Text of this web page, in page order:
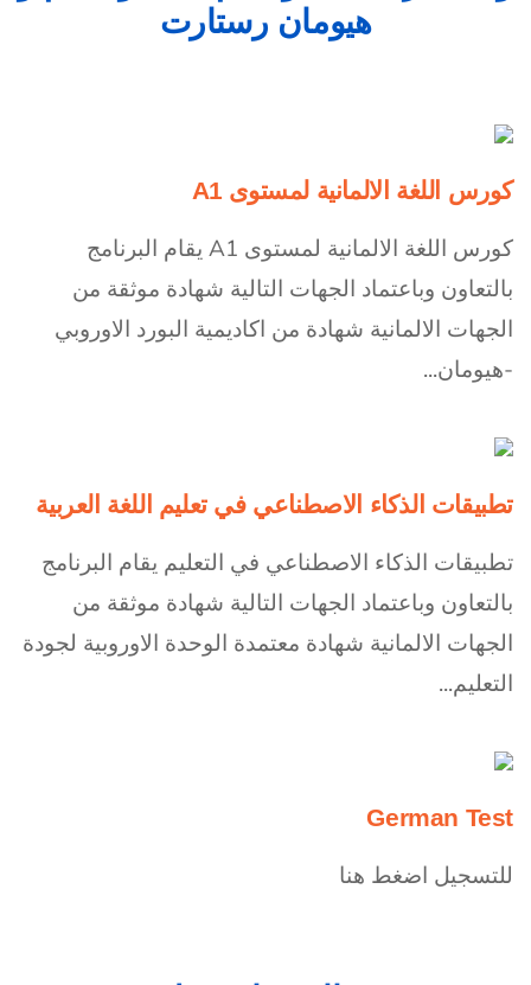
هيومان رستارت
كورس اللغة الالمانية لمستوى A1
كورس اللغة الالمانية لمستوى A1 يقام البرنامج
بالتعاون وباعتماد الجهات التالية شهادة موثقة من
الجهات الالمانية شهادة من اكاديمية البورد الاوروبي
-هيومان...
تطبيقات الذكاء الاصطناعي في تعليم اللغة العربية
تطبيقات الذكاء الاصطناعي في التعليم يقام البرنامج
بالتعاون وباعتماد الجهات التالية شهادة موثقة من
الجهات الالمانية شهادة معتمدة الوحدة الاوروبية لجودة
التعليم...
German Test
للتسجيل اضغط هنا